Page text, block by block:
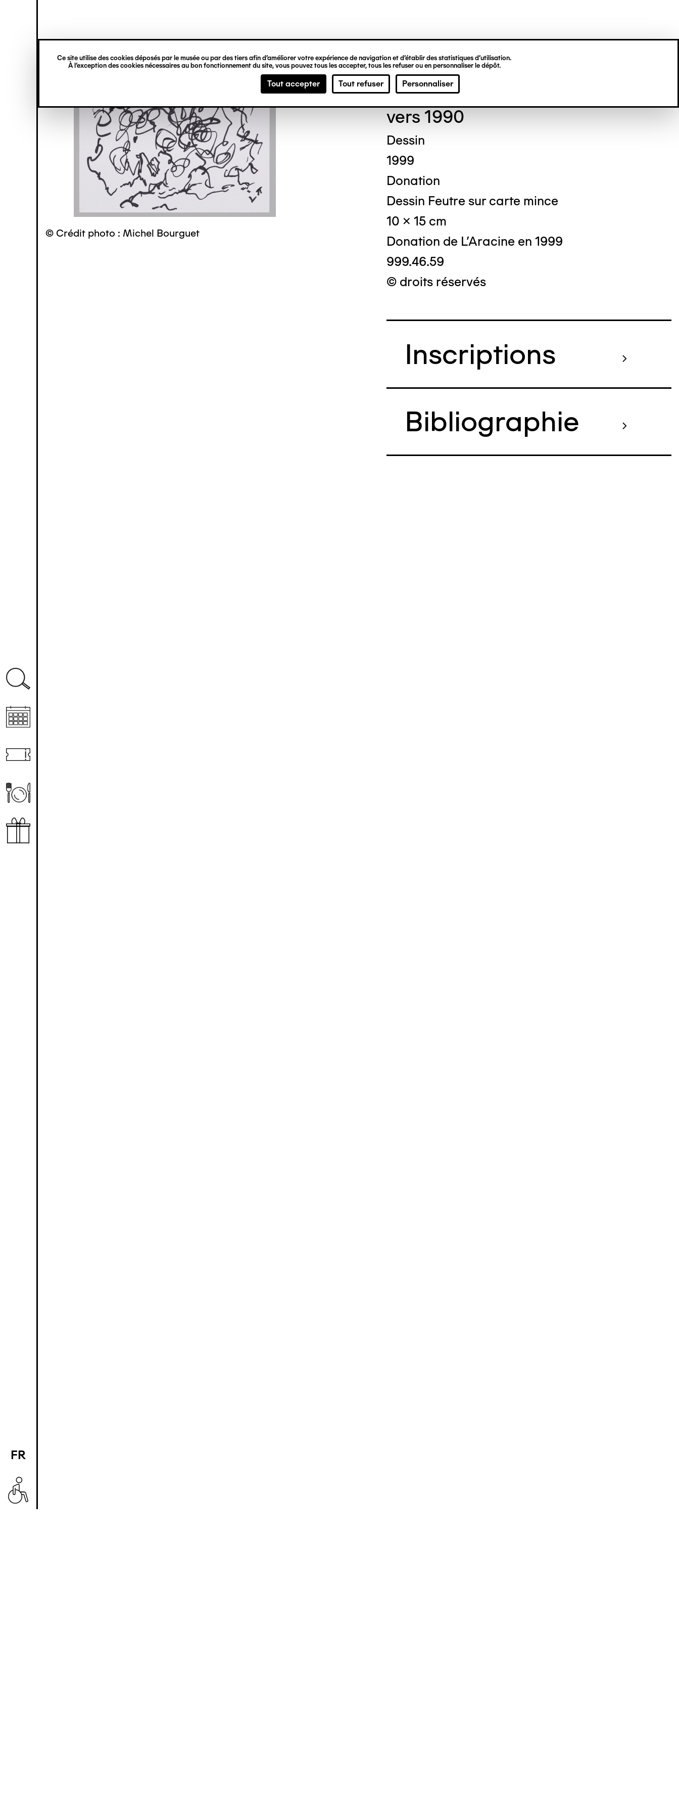
Ce site utilise des cookies déposés par le musée ou par des tiers afin d’améliorer votre expérience de navigation et d’établir des statistiques d’utilisation.
À l’exception des cookies nécessaires au bon fonctionnement du site, vous pouvez tous les accepter, tous les refuser ou en personnaliser le dépôt.
Tout accepter Tout refuser Personnaliser
principal
verticale
FR
EN
© Crédit photo : Michel Bourguet
Louise TOURNAY
vers 1990
Dessin
1999
Donation
Dessin Feutre sur carte mince
10 x 15 cm
Donation de L'Aracine en 1999
999.46.59
© droits réservés
Inscriptions
Bibliographie